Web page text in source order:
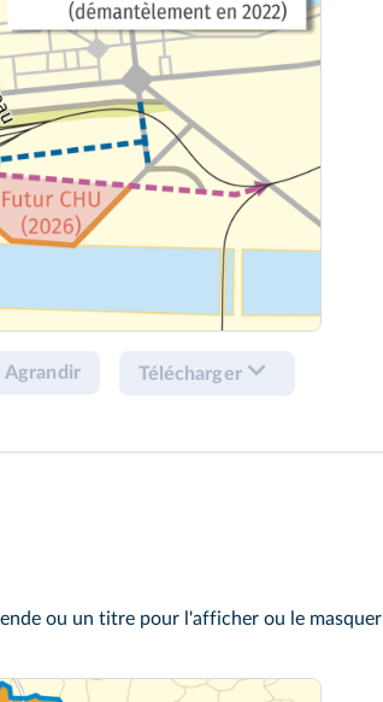
Agrandir Télécharger
ou un titre pour l'afficher ou le masquer